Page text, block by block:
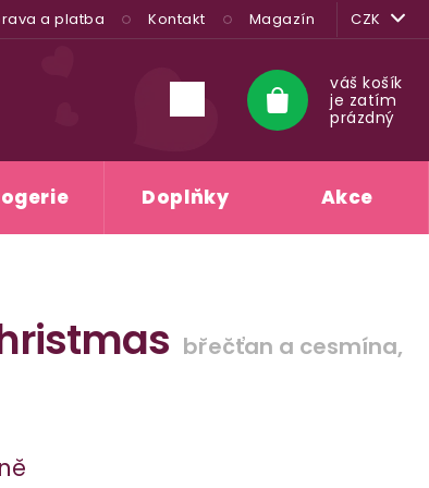
a platba Kontakt Magazín CZK
Nákupní
košík
váš košík
je zatím
prázdný
Doplňky Akce
břečťan a cesmína,